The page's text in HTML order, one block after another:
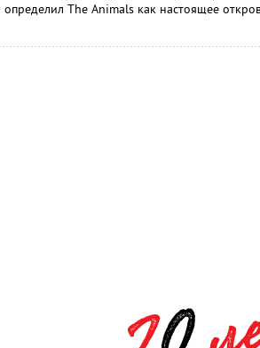
определил The Animals как настоящее